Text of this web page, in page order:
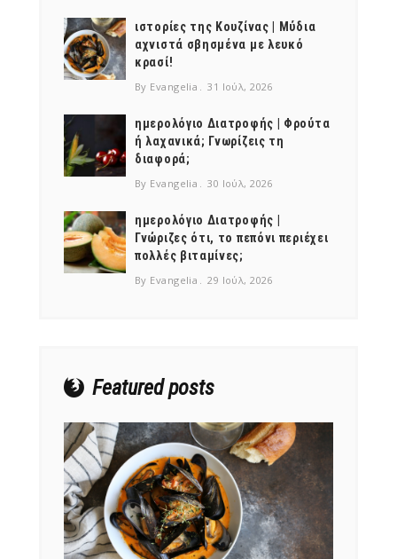
ιστορίες της Κουζίνας | Μύδια
αχνιστά σβησμένα με λευκό
κρασί!
By Evangelia 31 Ιούλ, 2026
ημερολόγιο Διατροφής | Φρούτα
ή λαχανικά; Γνωρίζεις τη
διαφορά;
By Evangelia 30 Ιούλ, 2026
ημερολόγιο Διατροφής |
Γνώριζες ότι, το πεπόνι περιέχει
πολλές βιταμίνες;
By Evangelia 29 Ιούλ, 2026
Featured posts